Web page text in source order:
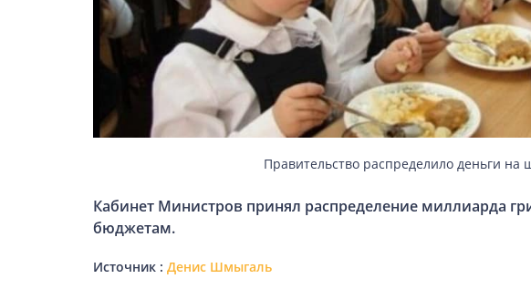
КАЛЕНДАР УГКЦ/РКЦ
Літургійні читання УГКЦ
ЗДОРОВ’Я
Правительство распределило деньги
Кабинет Министров принял распределение миллиарда
бюджетам.
Источник : Денис Шмыгаль